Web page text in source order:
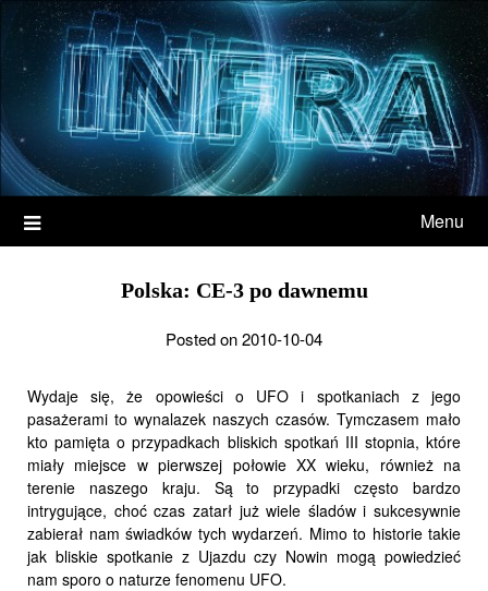
Menu
Polska: CE-3 po dawnemu
Posted on 2010-10-04
Wydaje się, że opowieści o UFO i spotkaniach z jego
pasażerami to wynalazek naszych czasów. Tymczasem mało
kto pamięta o przypadkach bliskich spotkań III stopnia, które
miały miejsce w pierwszej połowie XX wieku, również na
terenie naszego kraju. Są to przypadki często bardzo
intrygujące, choć czas zatarł już wiele śladów i sukcesywnie
zabierał nam świadków tych wydarzeń. Mimo to historie takie
jak bliskie spotkanie z Ujazdu czy Nowin mogą powiedzieć
nam sporo o naturze fenomenu UFO.